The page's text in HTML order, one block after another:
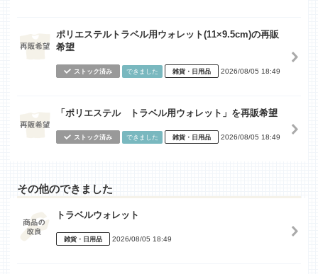
ポリエステルトラベル用ウォレット(11×9.5cm)の再販
希望
ストック済み できました 雑貨・日用品 2026/08/05 18:49
「ポリエステル トラベル用ウォレット」を再販希望
ストック済み できました 雑貨・日用品 2026/08/05 18:49
その他のできました
トラベルウォレット
雑貨・日用品 2026/08/05 18:49